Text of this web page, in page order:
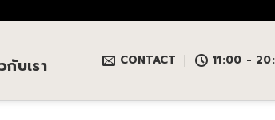
กับเรา
CONTACT 11:00 -